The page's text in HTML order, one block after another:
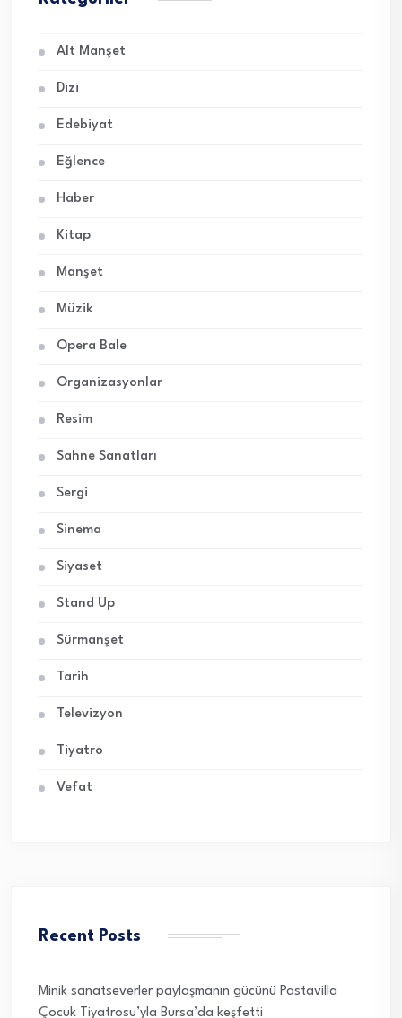
Alt Manşet
Dizi
Edebiyat
Eğlence
Haber
Kitap
Manşet
Müzik
Opera Bale
Organizasyonlar
Resim
Sahne Sanatları
Sergi
Sinema
Siyaset
Stand Up
Sürmanşet
Tarih
Televizyon
Tiyatro
Vefat
Recent Posts
Minik sanatseverler paylaşmanın gücünü Pastavilla
Çocuk Tiyatrosu’yla Bursa’da keşfetti